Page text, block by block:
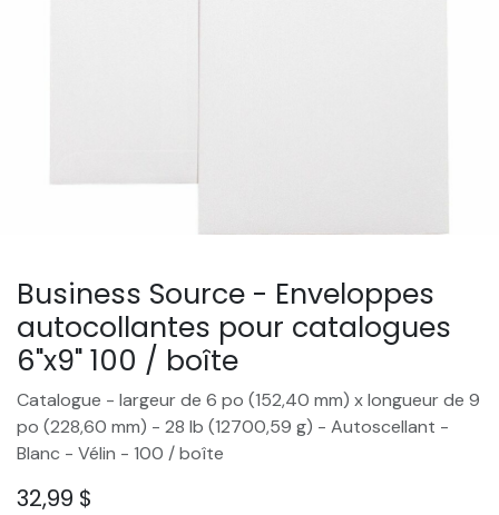
Business Source - Enveloppes
autocollantes pour catalogues
6"x9" 100 / boîte
Catalogue - largeur de 6 po (152,40 mm) x longueur de 9
po (228,60 mm) - 28 lb (12700,59 g) - Autoscellant -
Blanc - Vélin - 100 / boîte
32,99 $